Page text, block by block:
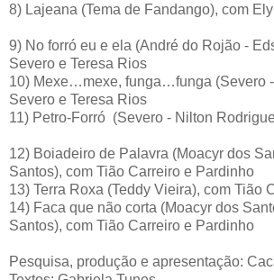
8) Lajeana (Tema de Fandango), com
9) No forró eu e ela (André do Rojão -
Severo e Teresa Rios
10) Mexe…mexe, funga…funga (Severo
Severo e Teresa Rios
11) Petro-Forró (Severo - Nilton
12) Boiadeiro de Palavra (Moacyr dos
Santos), com Tião Carreiro e Pardinho
13) Terra Roxa (Teddy Vieira), com Tião
14) Faca que não corta (Moacyr dos
Santos), com Tião Carreiro e Pardinho
Pesquisa, produção e apresentação: